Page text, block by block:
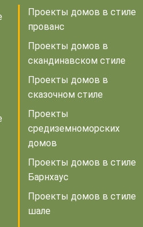
Проекты домов в стиле
прованс
Проекты домов в
скандинавском стиле
Проекты домов в
сказочном стиле
Проекты
средиземноморских
домов
Проекты домов в стиле
Барнхаус
Проекты домов в стиле
шале